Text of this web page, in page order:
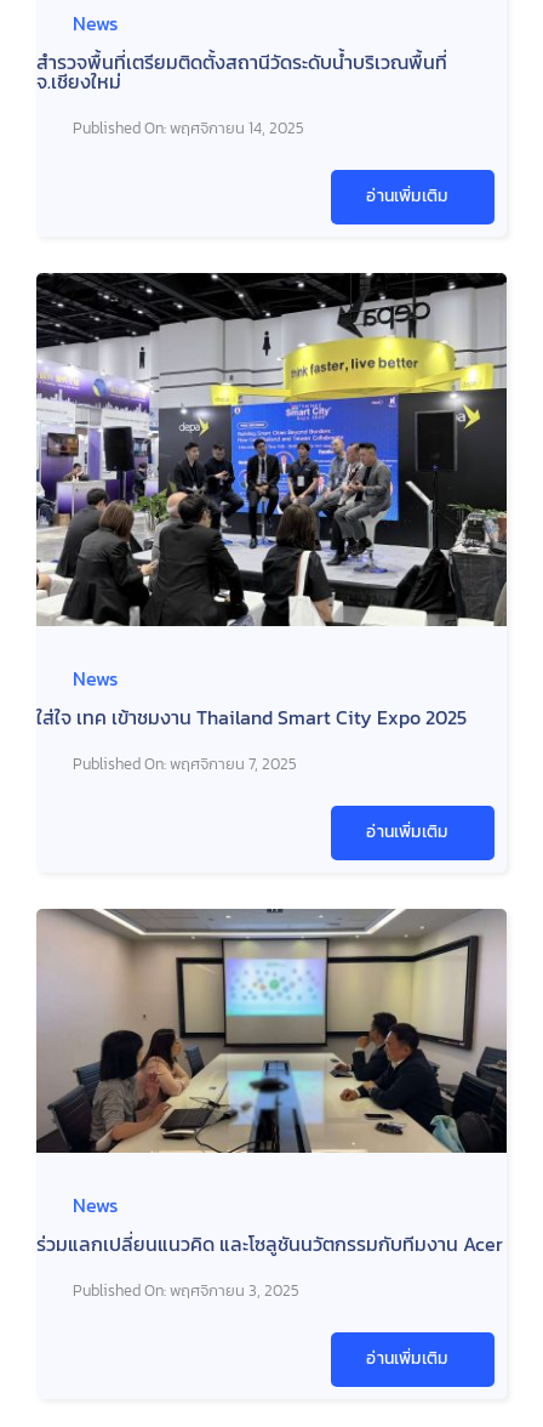
News
สำรวจพื้นที่เตรียมติดตั้งสถานีวัดระดับน้ำบริเวณพื้นที่
จ.เชียงใหม่
Published On: พฤศจิกายน 14, 2025
อ่านเพิ่มเติม
News
ใส่ใจ เทค เข้าชมงาน Thailand Smart City Expo 2025
Published On: พฤศจิกายน 7, 2025
อ่านเพิ่มเติม
News
ร่วมแลกเปลี่ยนแนวคิด และโซลูชันนวัตกรรมกับทีมงาน Acer
Published On: พฤศจิกายน 3, 2025
อ่านเพิ่มเติม